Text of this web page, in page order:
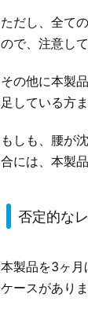
ただし、全て
ので、注意して
その他に本製
足している方
もしも、腰が
合には、本製
否定的な
本製品を3ヶ月
ケースがありま